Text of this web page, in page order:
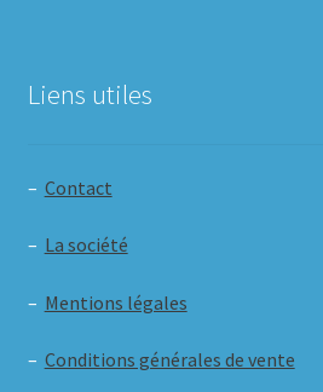
Liens utiles
– Contact
– La société
– Mentions légales
– Conditions générales de vente